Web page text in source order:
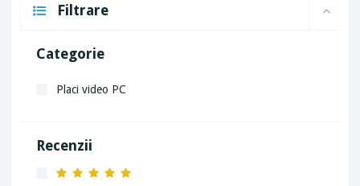
Filtrare
Categorie
Placi video PC
Recenzii